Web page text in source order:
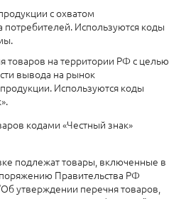
с охватом
потребителей. Используются коды
товаров на территории РФ с целью
вывода на рынок
Используются коды
кодами «Честный знак»
подлежат товары, включенные в
Правительства РФ
утверждении перечня товаров,